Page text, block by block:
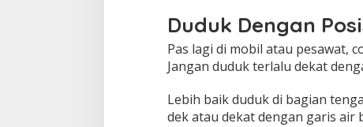
Duduk Dengan
Pas lagi di mobil atau pesawat,
Jangan duduk terlalu dekat
Lebih baik duduk di bagian
dek atau dekat dengan garis air